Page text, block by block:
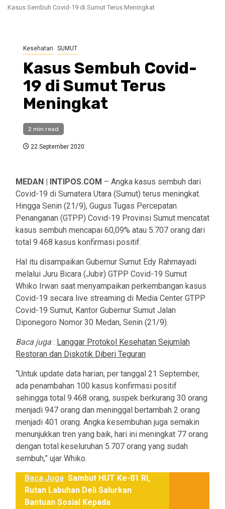
Kasus Sembuh Covid-19 di Sumut Terus Meningkat
Kesehatan SUMUT
Kasus Sembuh Covid-
19 di Sumut Terus
Meningkat
2 min read
22 September 2020
MEDAN | INTIPOS.COM – Angka kasus sembuh dari
Covid-19 di Sumatera Utara (Sumut) terus meningkat.
Hingga Senin (21/9), Gugus Tugas Percepatan
Penanganan (GTPP) Covid-19 Provinsi Sumut mencatat
kasus sembuh mencapai 60,09% atau 5.707 orang dari
total 9.468 kasus konfirmasi positif.
Hal itu disampaikan Gubernur Sumut Edy Rahmayadi
melalui Juru Bicara (Jubir) GTPP Covid-19 Sumut
Whiko Irwan saat menyampaikan perkembangan kasus
Covid-19 secara live streaming di Media Center GTPP
Covid-19 Sumut, Kantor Gubernur Sumut Jalan
Diponegoro Nomor 30 Medan, Senin (21/9).
Baca juga : Langgar Protokol Kesehatan Sejumlah
Restoran dan Diskotik Diberi Teguran
“Untuk update data harian, per tanggal 21 September,
ada penambahan 100 kasus konfirmasi positif
sehingga total 9.468 orang, suspek berkurang 30 orang
menjadi 947 orang dan meninggal bertambah 2 orang
menjadi 401 orang. Angka kesembuhan juga semakin
menunjukkan tren yang baik, hari ini meningkat 77 orang
dengan total keseluruhan 5.707 orang yang sudah
sembuh,” ujar Whiko.
Baca Juga Sambut HUT Ke-81 RI,
Rutan Labuhan Deli Salurkan
Bantuan Sosial Kepada